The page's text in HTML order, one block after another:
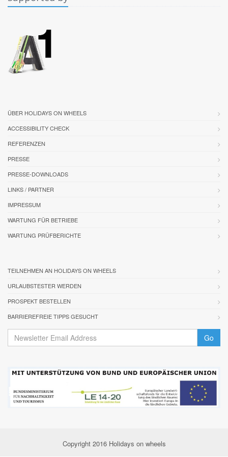
ÜBER HOLIDAYS ON WHEELS
ACCESSIBILITY CHECK
REFERENZEN
PRESSE
PRESSE-DOWNLOADS
LINKS / PARTNER
IMPRESSUM
WARTUNG FÜR BETRIEBE
WARTUNG PRÜFBERICHTE
TEILNEHMEN AN HOLIDAYS ON WHEELS
URLAUBSTESTER WERDEN
PROSPEKT BESTELLEN
BARRIEREFREIE TIPPS GESUCHT
Go
Copyright 2016 Holidays on wheels